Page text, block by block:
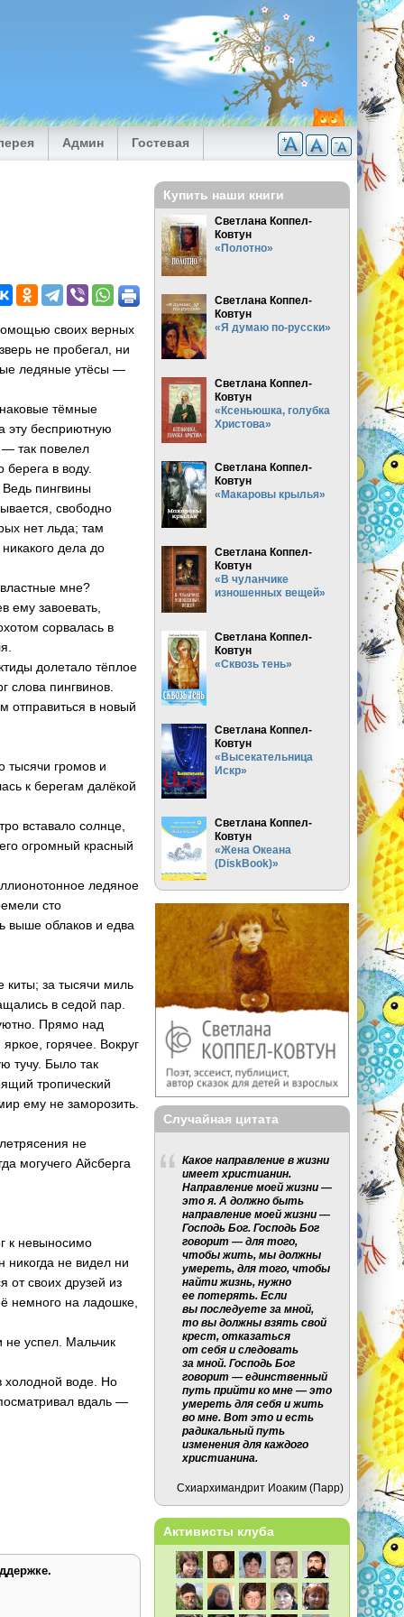
Админ Гостевая
своих верных
не пробегал, ни
ледяные утёсы —
тёмные
эту бесприютную
— так повелел
в воду.
пингвины
свободно
нет льда; там
дела до
мне?
ему завоевать,
сорвалась в
долетало тёплое
пингвинов.
отправиться в новый
тысячи громов и
к берегам далёкой
вставало солнце,
огромный красный
ледяное
сто
выше облаков и едва
киты; за тысячи миль
в седой пар.
Прямо над
горячее. Вокруг
тучу. Было так
тропический
ему не заморозить.
не
могучего Айсберга
к невыносимо
никогда не видел ни
от своих друзей из
немного на ладошке,
не успел. Мальчик
холодной воде. Но
вдаль —
Купить наши книги
Светлана Коппел-
Ковтун
«Полотно»
Светлана Коппел-
Ковтун
«Я думаю по-русски»
Светлана Коппел-
Ковтун
«Ксеньюшка, голубка
Христова»
Светлана Коппел-
Ковтун
«Макаровы крылья»
Светлана Коппел-
Ковтун
«В чуланчике
изношенных вещей»
Светлана Коппел-
Ковтун
«Сквозь тень»
Светлана Коппел-
Ковтун
«Высекательница
Искр»
Светлана Коппел-
Ковтун
«Жена Океана
(DiskBook)»
Случайная цитата
Какое направление в жизни
имеет христианин.
Направление моей жизни —
это я. А должно быть
направление моей жизни —
Господь Бог. Господь Бог
говорит — для того,
чтобы жить, мы должны
умереть, для того, чтобы
найти жизнь, нужно
ее потерять. Если
вы последуете за мной,
то вы должны взять свой
крест, отказаться
от себя и следовать
за мной. Господь Бог
говорит — единственный
путь прийти ко мне — это
умереть для себя и жить
во мне. Вот это и есть
радикальный путь
изменения для каждого
христианина.
Схиархимандрит Иоаким (Парр)
Активисты клуба